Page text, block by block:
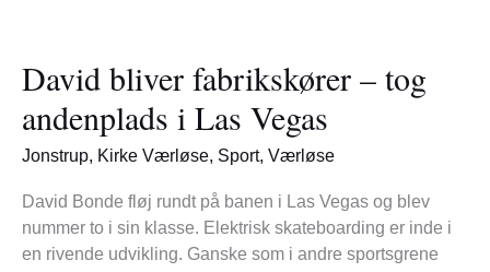
David bliver fabrikskører – tog
andenplads i Las Vegas
Jonstrup, Kirke Værløse, Sport, Værløse
David Bonde fløj rundt på banen i Las Vegas og blev
nummer to i sin klasse. Elektrisk skateboarding er inde i
en rivende udvikling. Ganske som i andre sportsgrene
fabrikskører
–
tog
andenplads
Las
Vegas